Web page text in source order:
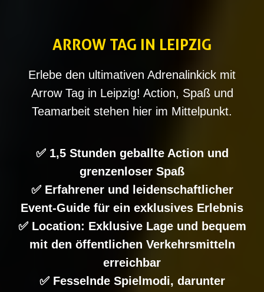
ARROW TAG IN LEIPZIG
Erlebe den ultimativen Adrenalinkick mit
Arrow Tag in Leipzig! Action, Spaß und
Teamarbeit stehen hier im Mittelpunkt.
✅ 1,5 Stunden geballte Action und
grenzenloser Spaß
✅ Erfahrener und leidenschaftlicher
Event-Guide für ein exklusives Erlebnis
✅ Location: Exklusive Lage und bequem
mit den öffentlichen Verkehrsmitteln
erreichbar
✅ Fesselnde Spielmodi, darunter